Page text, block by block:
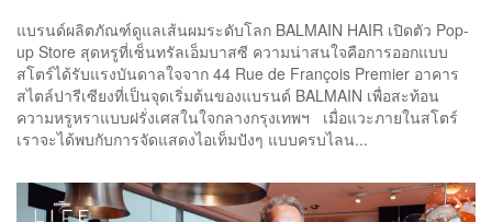
แบรนด์ผลิตภัณฑ์ดูแลเส้นผมระดับโลก BALMAIN HAIR เปิดตัว Pop-
up Store สุดหรูที่เซ็นทรัลเอ็มบาสซี ความน่าสนใจคือการออกแบบ
สโตร์ได้รับแรงบันดาลใจจาก 44 Rue de François Premier อาคาร
สไตล์ปารีเซียงที่เป็นจุดเริ่มต้นของแบรนด์ BALMAIN เพื่อสะท้อน
ความหรูหราแบบฝรั่งเศสในใจกลางกรุงเทพฯ เมื่อแวะภายในสโตร์
เราจะได้พบกับการจัดแสดงไอเท็มปังๆ แบบครบไลน...